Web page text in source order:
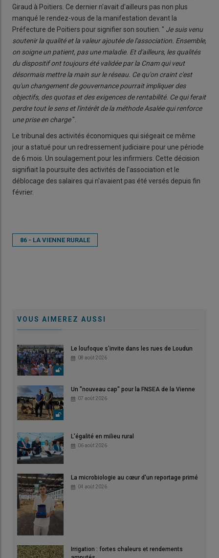
Giraud à Poitiers. Ce dernier n'avait d'ailleurs pas non plus
manqué le rendez-vous de la manifestation devant la
Préfecture de Poitiers pour signifier son soutien. " Je suis venu
soutenir la qualité et la valeur ajoutée de l'association. Ensemble,
on soigne un patient, pas une maladie. Et d'ailleurs, les qualités
du dispositif ont toujours été validée par la Cnam qui veut
désormais mettre la main sur le réseau. Ce qu'on craint c'est
qu'un changement de gouvernance pourrait impliquer des
objectifs, des quotas et des exigences de rentabilité. Ce qui ferait
perdre tout le sens et l'intérêt de la méthode Asalée qui renforce
une prise en charge".
Le tribunal des activités économiques qui siégeait ce même
jour a statué pour un redressement judiciaire pour une période
de 6 mois. Un soulagement pour les infirmiers. Cette décision
signifiait la poursuite des activités de l'association et le
déblocage des salaires qui n'avaient pas été versés depuis fin
février.
86 - LA VIENNE RURALE
VOUS AIMEREZ AUSSI
Le loufoque s'invite dans les rues de Loudun
08 août 2026
Un "nouveau cap" pour la FNSEA de la Vienne
07 août 2026
L'égalité en milieu rural
06 août 2026
La microbiologie au cœur d'un reportage primé
04 août 2026
Irrigation : fortes chaleurs et rendements